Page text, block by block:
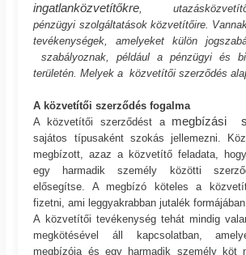
ingatlanközvetítőkre ,
pénzügyi szolgáltatások közvetítőire.
tevékenységek, amelyeket külön
szabályoznak, például a pénzügyi és
területén. Melyek a közvetítői szerződés
A közvetítői szerződés fogalma
A közvetítői szerződést a megbízási
sajátos típusaként szokás jellemezni.
megbízott, azaz a közvetítő feladata,
egy harmadik személy közötti
elősegítse. A megbízó köteles a
fizetni, ami leggyakrabban jutalék
A közvetítői tevékenység tehát mindig
megkötésével áll kapcsolatban,
megbízója és egy harmadik személy köt